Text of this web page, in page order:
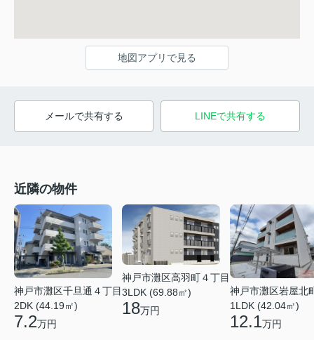
地図アプリで見る
メールで共有する LINEで共有する
近隣の物件
神戸市灘区千旦通４丁目
2DK (44.19㎡)
7.2万円
神戸市灘区高羽町４丁目
3LDK (69.88㎡)
18万円
神戸市灘区岩屋北
1LDK (42.04㎡)
12.1万円